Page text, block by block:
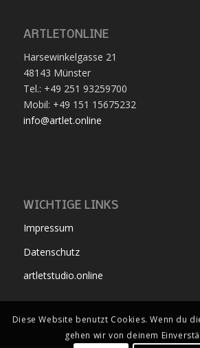
ARTLETONLINE
Harsewinkelgasse 21
48143 Münster
Tel.: +49 251 93259700
Mobil: +49 151 15675232
info@artlet.online
WICHTIGE LINKS
Impressum
Datenschutz
artletstudio.online
Diese Website benutzt Cookies. Wenn du
gehen wir von deinem